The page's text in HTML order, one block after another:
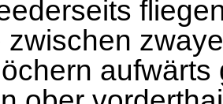
zwischen